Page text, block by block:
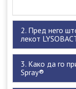
2. Пред него
лекот
3. Како да го
Spray®